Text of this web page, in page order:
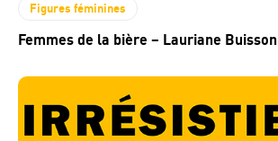
Figures féminines
Femmes de la bière – Lauriane Buisson